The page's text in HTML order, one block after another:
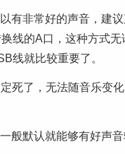
有非常好的声音，建
线的A口，这种方式
线就比较重要了。
死了，无法随音乐变
般默认就能够有好声